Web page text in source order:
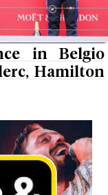
in Belgio
Hamilton